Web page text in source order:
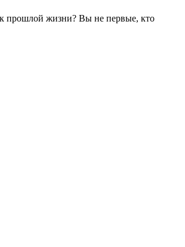
к прошлой жизни? Вы не первые, кто